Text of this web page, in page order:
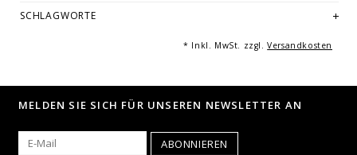
SCHLAGWORTE
* Inkl. MwSt. zzgl.Versandkosten
MELDEN SIE SICH FÜR UNSEREN NEWSLETTER AN
ABONNIEREN